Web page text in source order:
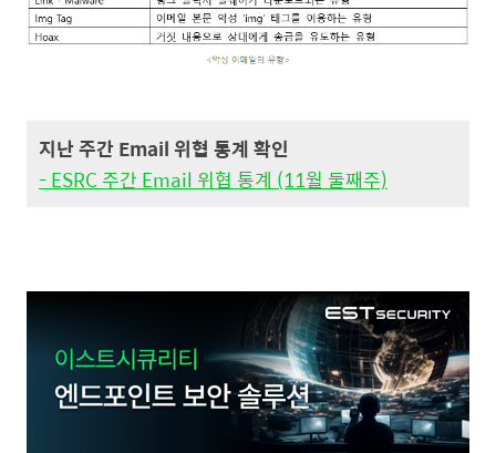
지난 주간 Email 위협 통계 확인
- ESRC 주간 Email 위협 통계 (11월 둘째주)